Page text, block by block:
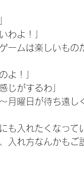
わよ！」
ームは楽しいも
よ！」
じがするわ」
月曜日が待ち遠し
も入れたくなって
入れ方なんかもご